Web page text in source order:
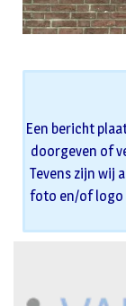
Een bericht
doorgeven of
Tevens zijn wij
foto en/of logo